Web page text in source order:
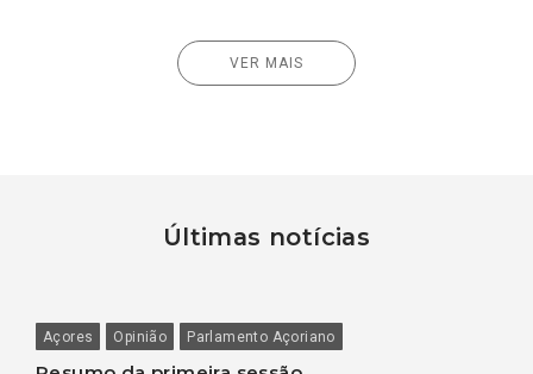
VER MAIS
Últimas notícias
Açores Opinião Parlamento Açoriano